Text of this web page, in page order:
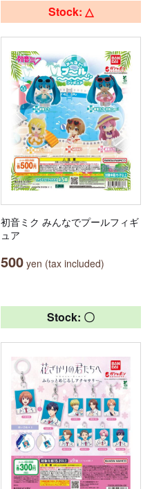
Stock: △
初音ミク みんなでプールフィギ
ュア
500 yen (tax included)
Stock: 〇